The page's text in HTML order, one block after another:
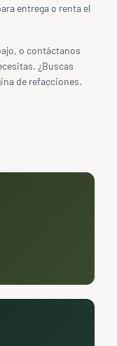
entrega o renta el
o contáctanos
¿Buscas
de refacciones.